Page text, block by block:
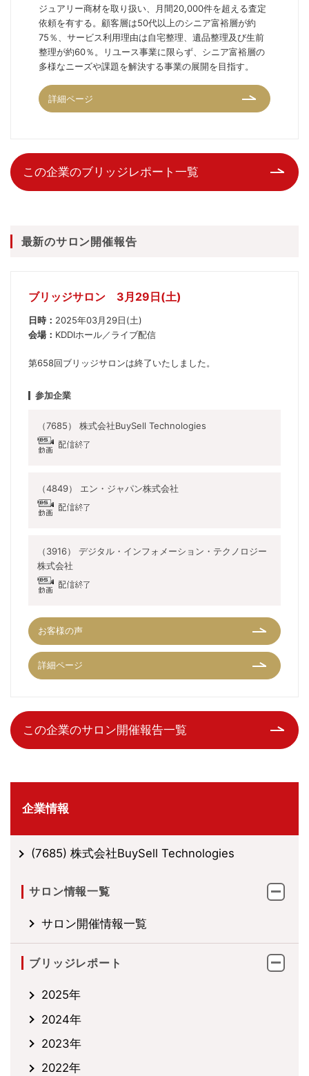
ジュアリー商材を取り扱い、月間20,000件を超える査定
依頼を有する。顧客層は50代以上のシニア富裕層が約
75％、サービス利用理由は自宅整理、遺品整理及び生前
整理が約60％。リユース事業に限らず、シニア富裕層の
多様なニーズや課題を解決する事業の展開を目指す。
詳細ページ
この企業のブリッジレポート一覧
最新のサロン開催報告
ブリッジサロン 3月29日(土)
日時： 2025年03月29日(土)
会場： KDDIホール／ライブ配信
第658回ブリッジサロンは終了いたしました。
参加企業
（7685） 株式会社BuySell Technologies
（4849） エン・ジャパン株式会社
（3916） デジタル・インフォメーション・テクノロジー
株式会社
お客様の声
詳細ページ
この企業のサロン開催報告一覧
企業情報
(7685) 株式会社BuySell Technologies
サロン情報一覧
サロン開催情報一覧
ブリッジレポート
2025年
2024年
2023年
2022年